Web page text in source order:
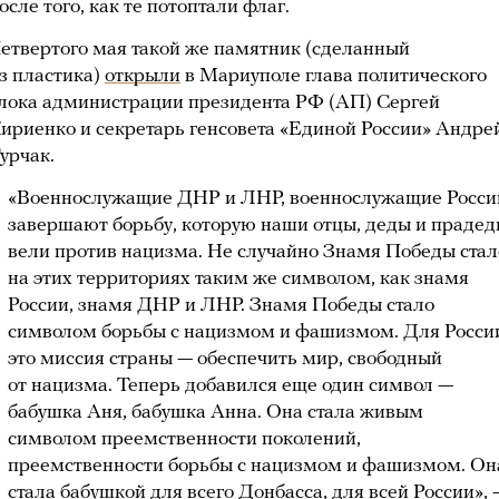
того, как те потоптали флаг.
мая такой же памятник (сделанный
пластика) открыли в Мариуполе глава политического
администрации президента РФ (АП) Сергей
и секретарь генсовета «Единой России»
«Военнослужащие ДНР и ЛНР, военнослужащие
завершают борьбу, которую наши отцы, деды и
вели против нацизма. Не случайно Знамя Победы
на этих территориях таким же символом, как знамя
России, знамя ДНР и ЛНР. Знамя Победы стало
символом борьбы с нацизмом и фашизмом. Для
это миссия страны — обеспечить мир, свободный
от нацизма. Теперь добавился еще один символ —
бабушка Аня, бабушка Анна. Она стала живым
символом преемственности поколений,
преемственности борьбы с нацизмом и фашизмом.
стала бабушкой для всего Донбасса, для всей России»,